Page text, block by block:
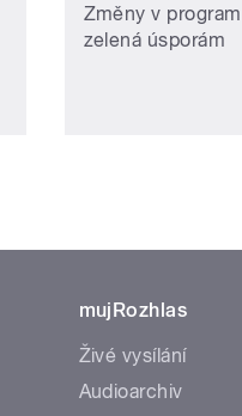
Změny v
zelená úsporám
mujRozhlas
Živé vysílání
Audioarchiv